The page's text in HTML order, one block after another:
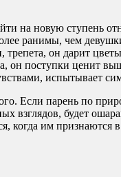
на новую ступень
ранимы, чем
он дарит
он поступки ценит
испытывает
Если парень по
взглядов, будет
им признаются